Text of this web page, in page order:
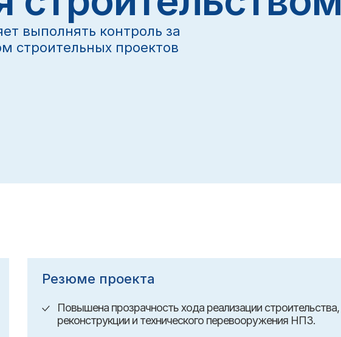
выполнять контроль за
строительных проектов
Резюме проекта
Повышена прозрачность хода реализации строительства,
реконструкции и технического перевооружения НПЗ.